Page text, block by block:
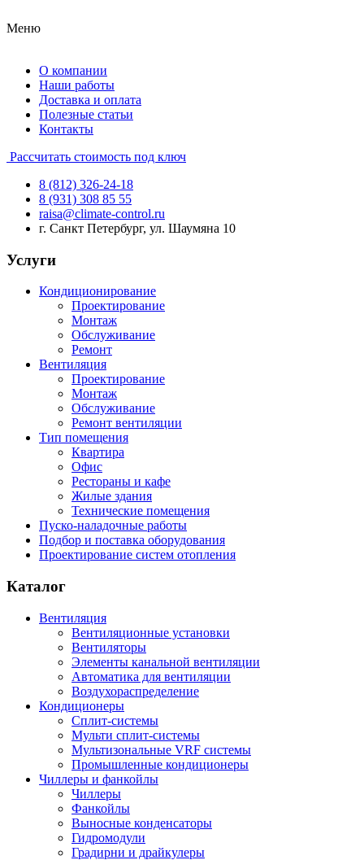
Меню
О компании
Наши работы
Доставка и оплата
Полезные статьи
Контакты
Рассчитать стоимость под ключ
8 (812) 326-24-18
8 (931) 308 85 55
raisa@climate-control.ru
г. Санкт Петербург, ул. Шаумяна 10
Услуги
Кондиционирование
Проектирование
Монтаж
Обслуживание
Ремонт
Вентиляция
Проектирование
Монтаж
Обслуживание
Ремонт вентиляции
Тип помещения
Квартира
Офис
Рестораны и кафе
Жилые здания
Технические помещения
Пуско-наладочные работы
Подбор и поставка оборудования
Проектирование систем отопления
Каталог
Вентиляция
Вентиляционные установки
Вентиляторы
Элементы канальной вентиляции
Автоматика для вентиляции
Воздухораспределение
Кондиционеры
Сплит-системы
Мульти сплит-системы
Мультизональные VRF системы
Промышленные кондиционеры
Чиллеры и фанкойлы
Чиллеры
Фанкойлы
Выносные конденсаторы
Гидромодули
Градирни и драйкулеры